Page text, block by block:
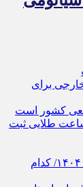
برای
کشور است
طلایی ثبت
آخرین قیمت خودرو امروز سه‌شنبه ۱۳ آبان ۱۴۰۴/ کدام